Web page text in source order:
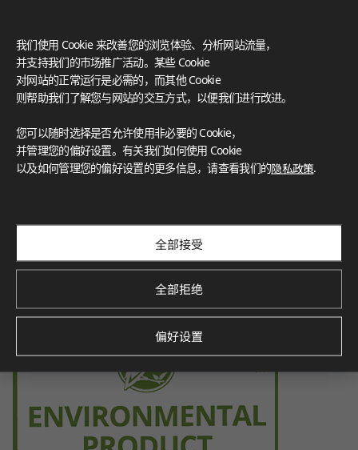
LX Hausys 的 HFLOR 地板秉承对人、空间和环境的承诺，提
供无与伦比的可靠性。
FloorScore®
Certification for indoor air quality, ensuring low emissions o
f volatile organic compounds (VOCs), contributing to a healt
tes the product’s environmental impact throughout its life
cycle, promoting sustainability.
我们使用 Cookie 来改善您的浏览体验、分析网站流量，
并支持我们的市场推广活动。某些 Cookie
对网站的正常运行是必需的，而其他 Cookie
则帮助我们了解您与网站的交互方式，以便我们进行改进。
您可以随时选择是否允许使用非必要的 Cookie，
并管理您的偏好设置。有关我们如何使用 Cookie
以及如何管理您的偏好设置的更多信息，请查看我们的隐私政策.
全部接受
全部拒绝
偏好设置